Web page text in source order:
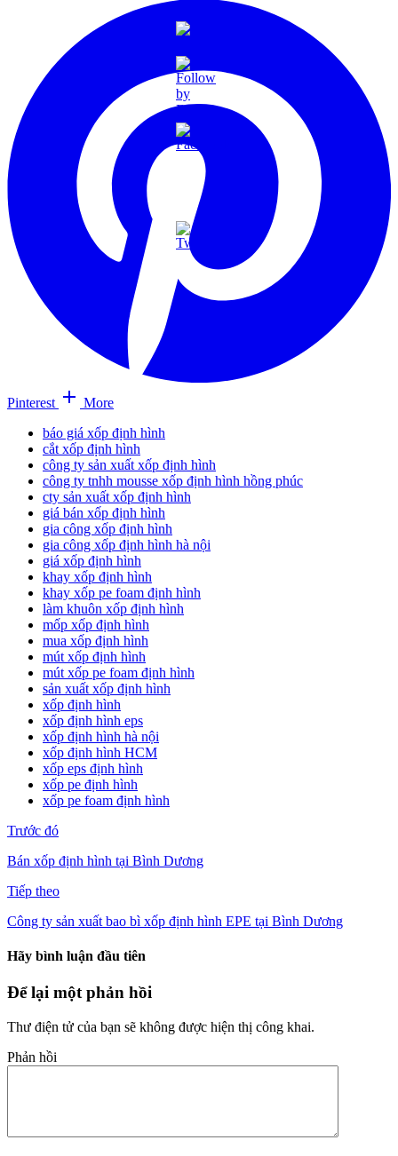
Pinterest
More
báo giá xốp định hình
cắt xốp định hình
công ty sản xuất xốp định hình
công ty tnhh mousse xốp định hình hồng phúc
cty sản xuất xốp định hình
giá bán xốp định hình
gia công xốp định hình
gia công xốp định hình hà nội
giá xốp định hình
khay xốp định hình
khay xốp pe foam định hình
làm khuôn xốp định hình
mốp xốp định hình
mua xốp định hình
mút xốp định hình
mút xốp pe foam định hình
sản xuất xốp định hình
xốp định hình
xốp định hình eps
xốp định hình hà nội
xốp định hình HCM
xốp eps định hình
xốp pe định hình
xốp pe foam định hình
Trước đó
Bán xốp định hình tại Bình Dương
Tiếp theo
Công ty sản xuất bao bì xốp định hình EPE tại Bình Dương
Hãy bình luận đầu tiên
Để lại một phản hồi
Thư điện tử của bạn sẽ không được hiện thị công khai.
Phản hồi